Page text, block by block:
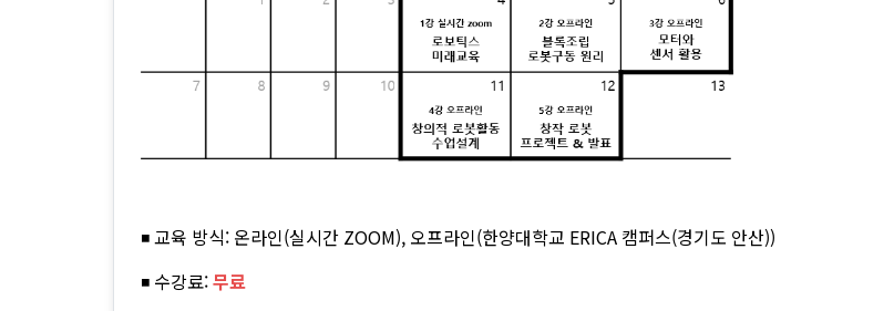
◾ 교육 방식: 온라인(실시간 ZOOM), 오프라인(한양대학교 ERICA 캠퍼스(경기도 안산))
◾ 수강료:무료